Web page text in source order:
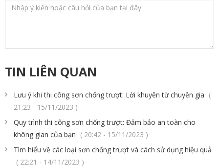
TIN LIÊN QUAN
Lưu ý khi thi công sơn chống trượt: Lời khuyên từ chuyên gia (
21:23 - 15/11/2023 )
Quy trình thi công sơn chống trượt: Đảm bảo an toàn cho
không gian của bạn ( 20:42 - 15/11/2023 )
Tìm hiểu về các loại sơn chống trượt và cách sử dụng hiệu quả
( 22:21 - 14/11/2023 )